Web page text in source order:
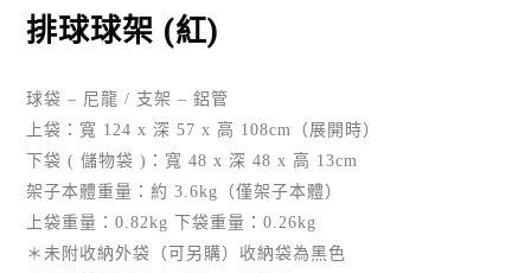
排球球架 (紅)
球袋 – 尼龍 / 支架 – 鋁管
上袋：寬 124 x 深 57 x 高 108cm（展開時）
下袋 ( 儲物袋 )：寬 48 x 深 48 x 高 13cm
架子本體重量：約 3.6kg（僅架子本體）
上袋重量：0.82kg 下袋重量：0.26kg
＊未附收納外袋（可另購）收納袋為黑色